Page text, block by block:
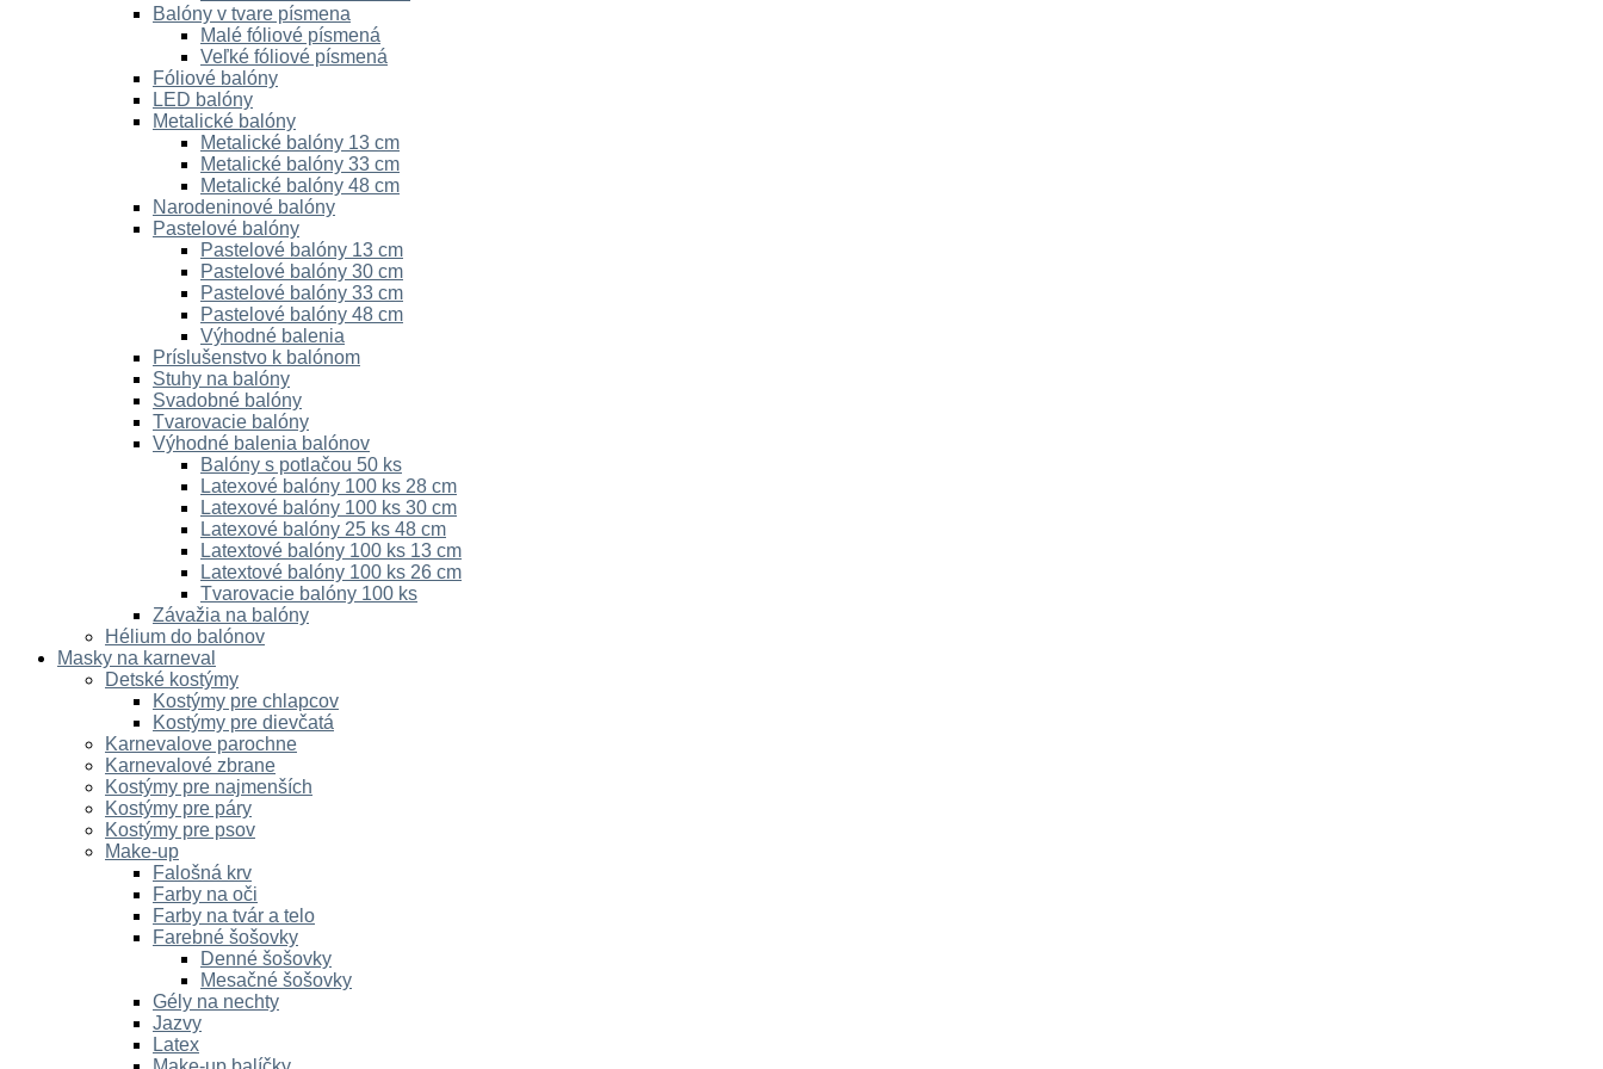
Balóny v tvare písmena
Malé fóliové písmená
Veľké fóliové písmená
Fóliové balóny
LED balóny
Metalické balóny
Metalické balóny 13 cm
Metalické balóny 33 cm
Metalické balóny 48 cm
Narodeninové balóny
Pastelové balóny
Pastelové balóny 13 cm
Pastelové balóny 30 cm
Pastelové balóny 33 cm
Pastelové balóny 48 cm
Výhodné balenia
Príslušenstvo k balónom
Stuhy na balóny
Svadobné balóny
Tvarovacie balóny
Výhodné balenia balónov
Balóny s potlačou 50 ks
Latexové balóny 100 ks 28 cm
Latexové balóny 100 ks 30 cm
Latexové balóny 25 ks 48 cm
Latextové balóny 100 ks 13 cm
Latextové balóny 100 ks 26 cm
Tvarovacie balóny 100 ks
Závažia na balóny
Hélium do balónov
Masky na karneval
Detské kostýmy
Kostýmy pre chlapcov
Kostýmy pre dievčatá
Karnevalove parochne
Karnevalové zbrane
Kostýmy pre najmenších
Kostýmy pre páry
Kostýmy pre psov
Make-up
Falošná krv
Farby na oči
Farby na tvár a telo
Farebné šošovky
Denné šošovky
Mesačné šošovky
Gély na nechty
Jazvy
Latex